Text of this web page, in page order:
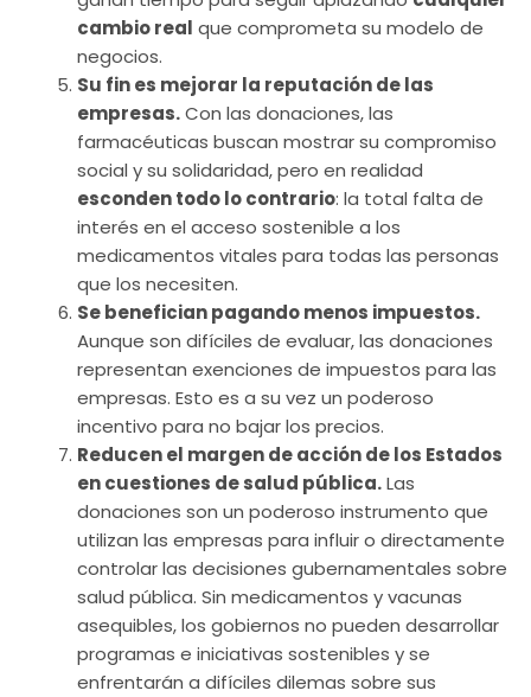
cambio real que comprometa su modelo de
negocios.
Su fin es mejorar la reputación de las
empresas.Con las donaciones, las
farmacéuticas buscan mostrar su compromiso
social y su solidaridad, pero en realidad
esconden todo lo contrario: la total falta de
interés en el acceso sostenible a los
medicamentos vitales para todas las personas
que los necesiten.
Se benefician pagando menos impuestos.
Aunque son difíciles de evaluar, las donaciones
representan exenciones de impuestos para las
empresas. Esto es a su vez un poderoso
incentivo para no bajar los precios.
Reducen el margen de acción de los Estados
en cuestiones de salud pública.Las
donaciones son un poderoso instrumento que
utilizan las empresas para influir o directamente
controlar las decisiones gubernamentales sobre
salud pública. Sin medicamentos y vacunas
asequibles, los gobiernos no pueden desarrollar
programas e iniciativas sostenibles y se
enfrentarán a difíciles dilemas sobre sus